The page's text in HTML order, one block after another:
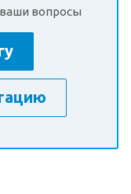
ваши вопросы